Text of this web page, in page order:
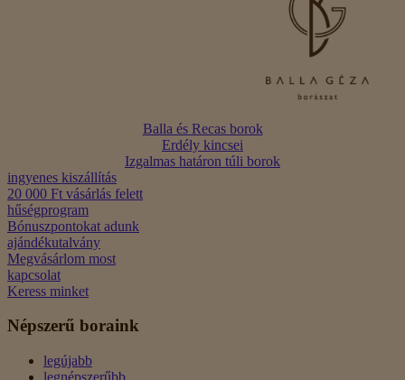
Balla és Recas borok
Erdély kincsei
Izgalmas határon túli borok
ingyenes kiszállítás
20 000 Ft vásárlás felett
hűségprogram
Bónuszpontokat adunk
ajándékutalvány
Megvásárlom most
kapcsolat
Keress minket
Népszerű boraink
legújabb
legnépszerűbb